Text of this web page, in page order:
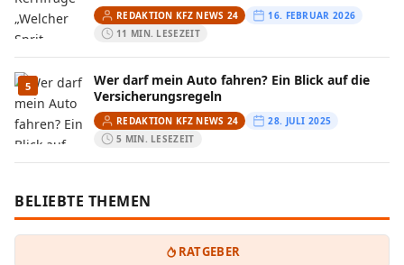
REDAKTION KFZ NEWS 24
16. FEBRUAR 2026
11 MIN. LESEZEIT
5
Wer darf mein Auto fahren? Ein Blick auf die
Versicherungsregeln
REDAKTION KFZ NEWS 24
28. JULI 2025
5 MIN. LESEZEIT
BELIEBTE THEMEN
RATGEBER